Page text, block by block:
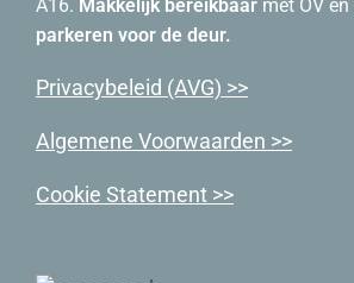
A16. Makkelijk bereikbaar met OV
parkeren voor de deur.
Privacybeleid (AVG) >>
Algemene Voorwaarden >>
Cookie Statement >>